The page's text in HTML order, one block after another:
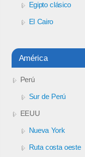
Egipto clásico
El Cairo
América
Perú
Sur de Perú
EEUU
Nueva York
Ruta costa oeste